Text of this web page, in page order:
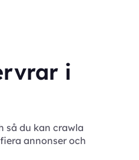
i
så du kan crawla
annonser och